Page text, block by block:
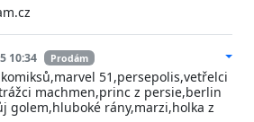
10:34 Prodám
51,persepolis,vetřelci
machmen,princ z persie,berlin
golem,hluboké rány,marzi,holka z